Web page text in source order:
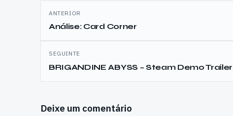
Navegação
de
artigos
ANTERIOR
Análise: Card Corner
SEGUINTE
BRIGANDINE ABYSS – Steam Demo Trailer
Deixe um comentário